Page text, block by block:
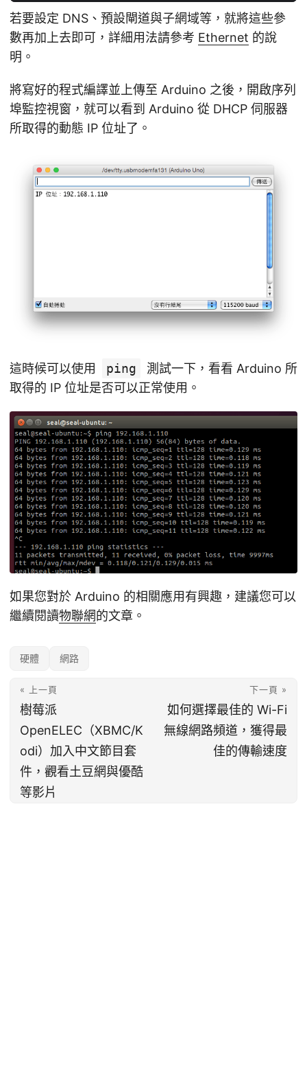
若要設定 DNS、預設閘道與子網域等，就將這些參
數再加上去即可，詳細用法請參考 Ethernet 的說
明。
將寫好的程式編譯並上傳至 Arduino 之後，開啟序列
埠監控視窗，就可以看到 Arduino 從 DHCP 伺服器
所取得的動態 IP 位址了。
這時候可以使用 ping
測試一下，看看 Arduino 所
取得的 IP 位址是否可以正常使用。
如果您對於 Arduino 的相關應用有興趣，建議您可以
繼續閱讀物聯網的文章。
硬體 網路
« 上一頁
樹莓派
OpenELEC（XBMC/K
odi）加入中文節目套
件，觀看土豆網與優酷
等影片
下一頁 »
如何選擇最佳的 Wi-Fi
無線網路頻道，獲得最
佳的傳輸速度